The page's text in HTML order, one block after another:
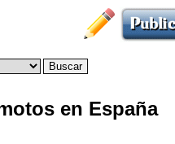
en España